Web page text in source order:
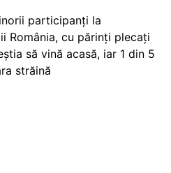
participanți la
România, cu părinți plecați
să vină acasă, iar 1 din 5
străină